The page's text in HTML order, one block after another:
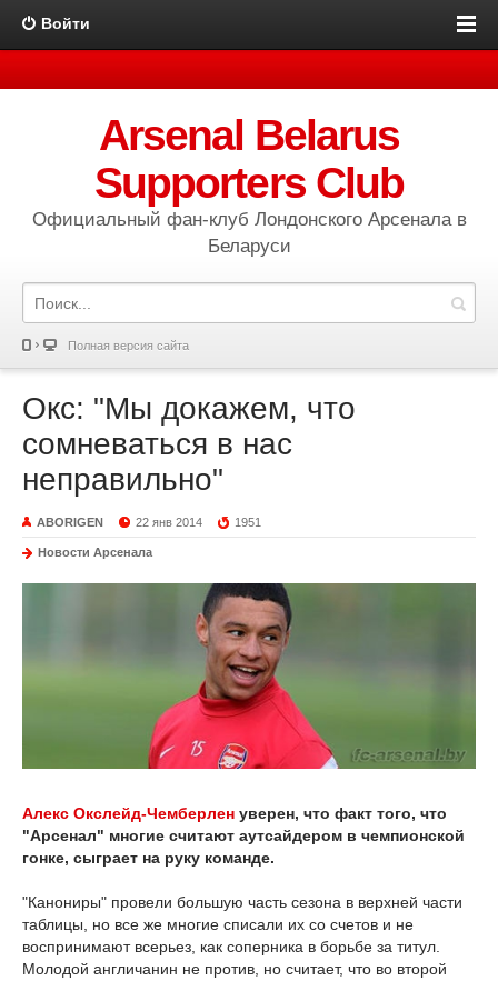
Войти
Arsenal Belarus
Supporters Club
Официальный фан-клуб Лондонского Арсенала в
Беларуси
Полная версия сайта
Окс: "Мы докажем, что
сомневаться в нас
неправильно"
ABORIGEN 22 янв 2014 1951
Новости Арсенала
Алекс Окслейд-Чемберлен уверен, что факт того, что
"Арсенал" многие считают аутсайдером в чемпионской
гонке, сыграет на руку команде.
"Канониры" провели большую часть сезона в верхней части
таблицы, но все же многие списали их со счетов и не
воспринимают всерьез, как соперника в борьбе за титул.
Молодой англичанин не против, но считает, что во второй